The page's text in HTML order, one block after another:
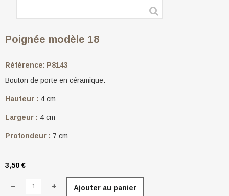
Poignée modèle 18
Référence: P8143
Bouton de porte en céramique.
Hauteur : 4 cm
Largeur : 4 cm
Profondeur : 7 cm
3,50 €
Ajouter au panier